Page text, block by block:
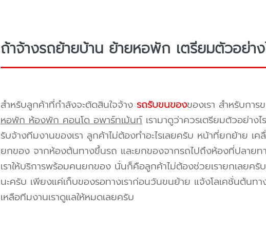
ถ้าจ้างรถย้ายบ้าน ย้ายหอพัก เตรียมตัวอย่า
สำหรับลูกค้าที่กำลังจะตัดสินใจจ้าง รถรับขนของของเรา สำหรับกา
หอพัก ห้องพัก คอนโด อพาร์ทเม้นท์เรามาดูว่าควรเตรียมตัวอย่าง
รับจ้างทีมงานของเรา ลูกค้าไม่ต้องทำอะไรเลยครับ หน้าที่ยกย้าย เ
ยกของ จากห้องต้นทางขึ้นรถ และยกของจากรถไปถึงห้องที่ปลาย
เราให้บริการพร้อมคนยกของ นั่นก็คือลูกค้าไม่ต้องช่วยเรายกเลยค
นะครับ เพียงแค่เก็บของรอทางเราก่อนวันขนย้าย แจ้งโลเคชั่นต้นท
เหลือทีมงานเราดูแลให้หมดเลยครับ